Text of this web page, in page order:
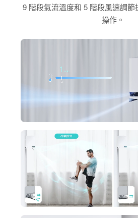
9 階段氣流溫度和 5 階段風速調
操作。